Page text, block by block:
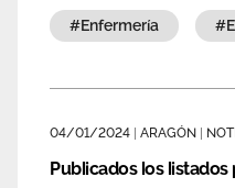
Universitaria de
Universidad de
#enfermería
04/01/2024 ARAGÓN
Publicados los